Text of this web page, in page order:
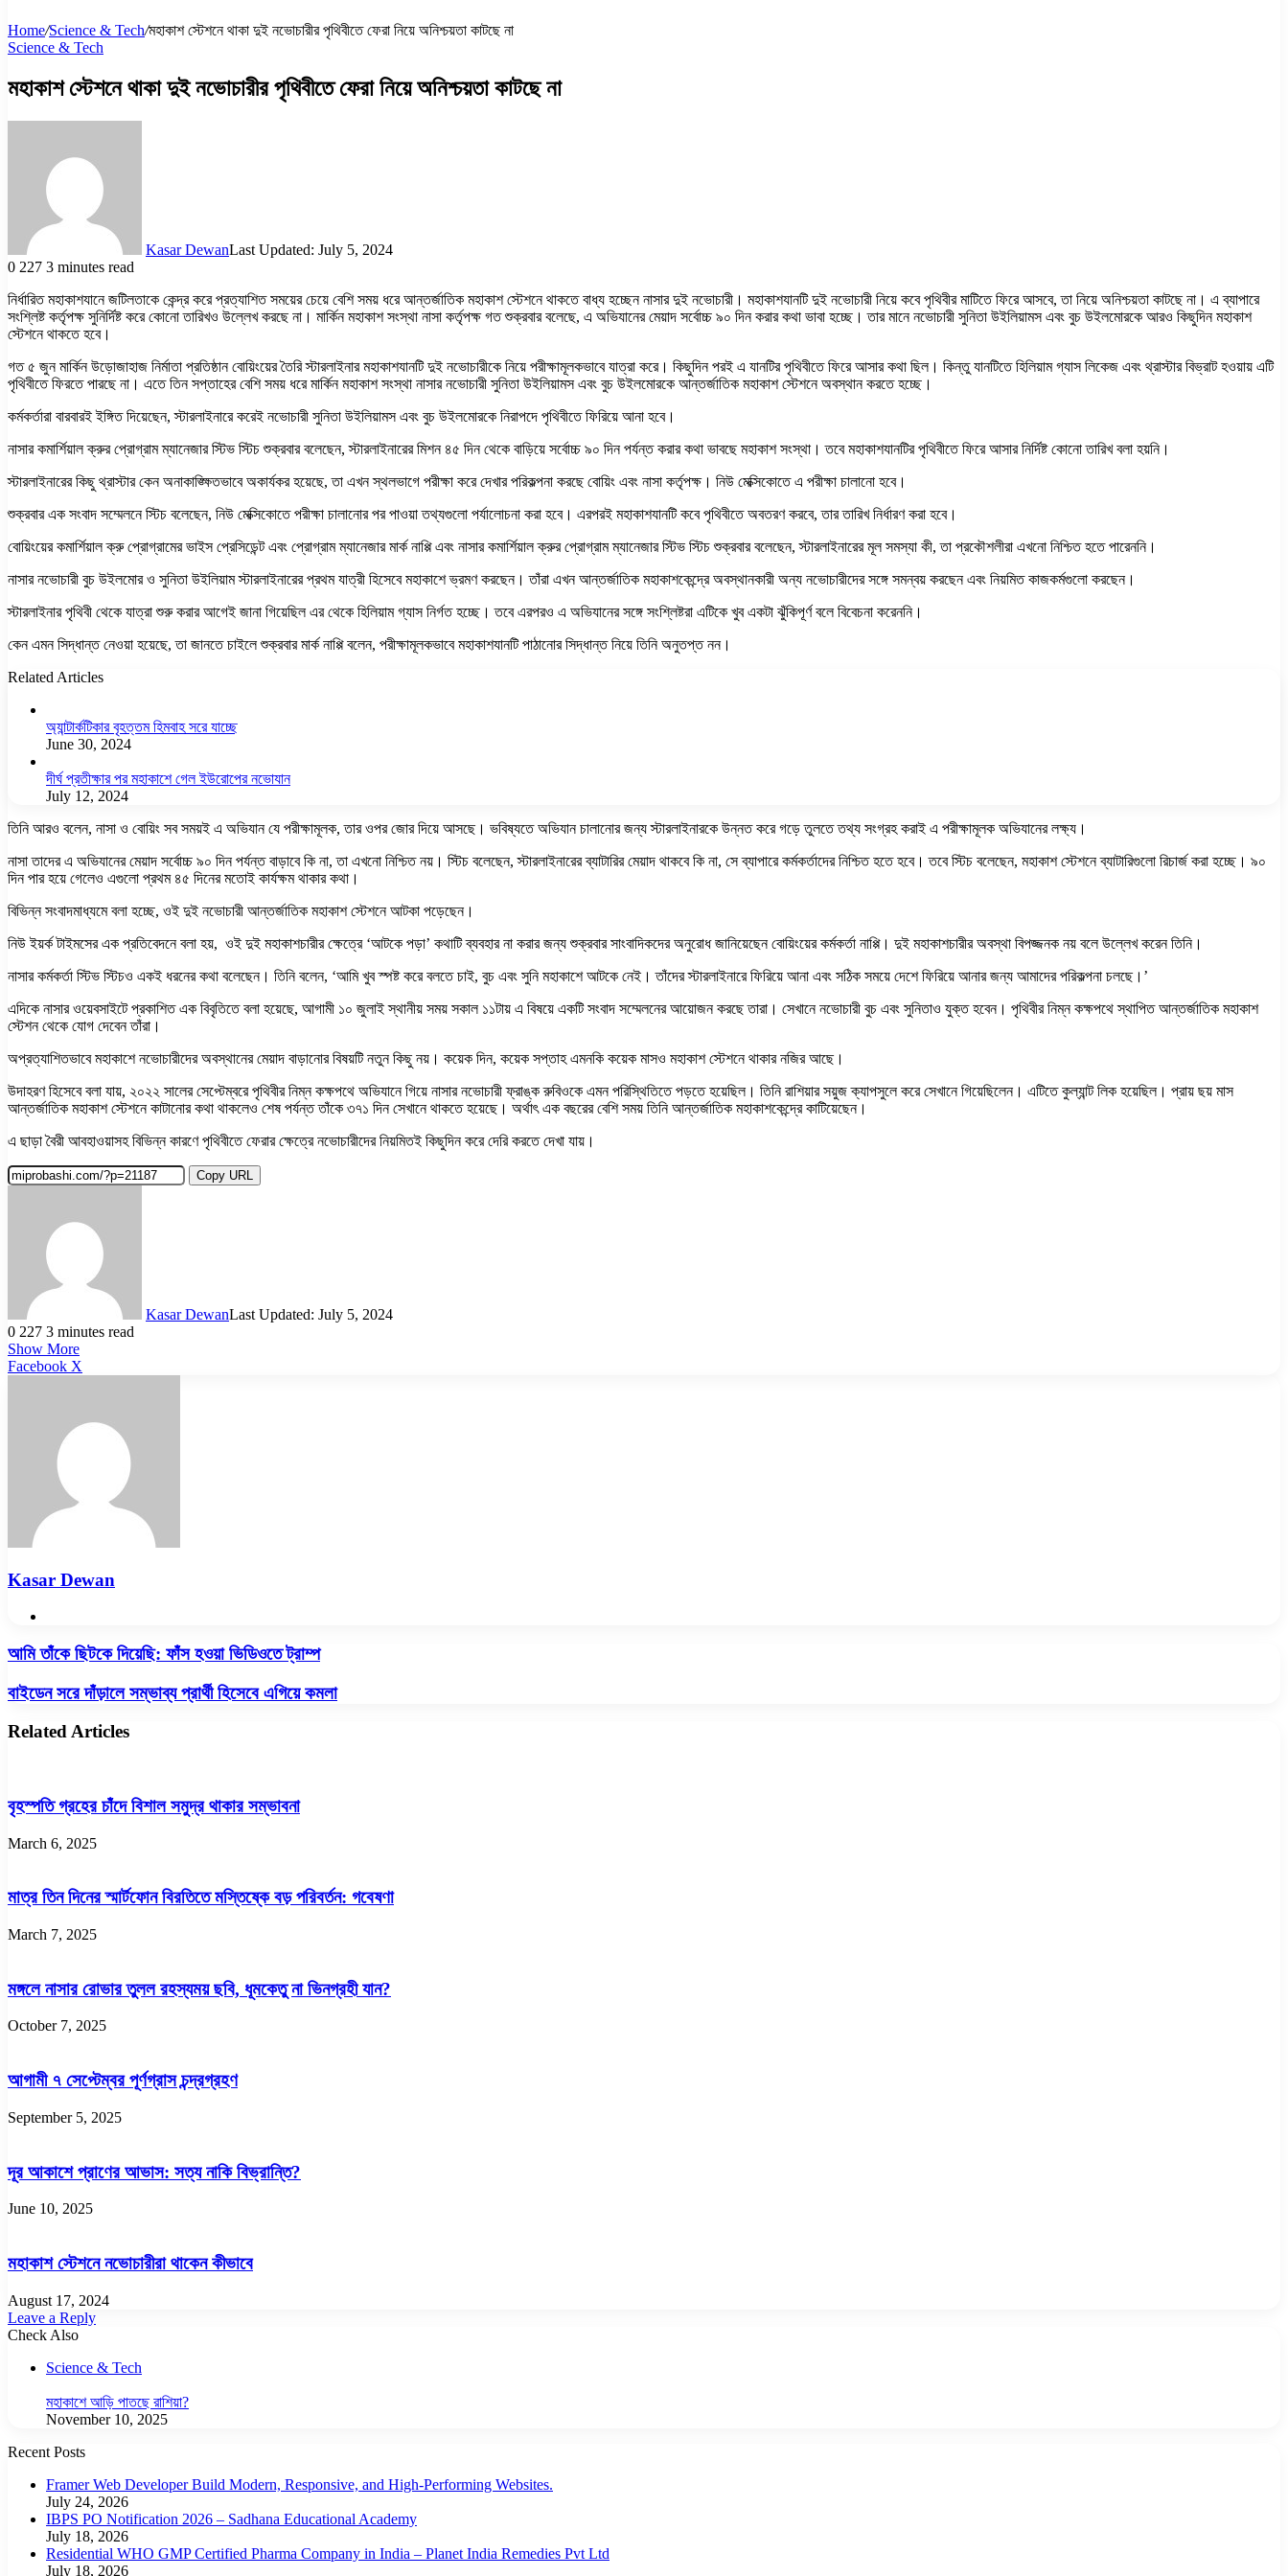
Home/Science & Tech/মহাকাশ স্টেশনে থাকা দুই নভোচারীর পৃথিবীতে ফেরা নিয়ে অনিশ্চয়তা কাটছে না
Science & Tech
মহাকাশ স্টেশনে থাকা দুই নভোচারীর পৃথিবীতে ফেরা নিয়ে অনিশ্চয়তা কাটছে না
Kasar DewanLast Updated: July 5, 2024
0 227 3 minutes read
নির্ধারিত মহাকাশযানে জটিলতাকে কেন্দ্র করে প্রত্যাশিত সময়ের চেয়ে বেশি সময় ধরে আন্তর্জাতিক মহাকাশ স্টেশনে থাকতে বাধ্য হচ্ছেন নাসার দুই নভোচারী। মহাকাশযানটি দুই নভোচারী নিয়ে কবে পৃথিবীর মাটিতে ফিরে আসবে, তা নিয়ে অনিশ্চয়তা কাটছে না। এ ব্যাপারে
সংশ্লিষ্ট কর্তৃপক্ষ সুনির্দিষ্ট করে কোনো তারিখও উল্লেখ করছে না। মার্কিন মহাকাশ সংস্থা নাসা কর্তৃপক্ষ গত শুক্রবার বলেছে, এ অভিযানের মেয়াদ সর্বোচ্চ ৯০ দিন করার কথা ভাবা হচ্ছে। তার মানে নভোচারী সুনিতা উইলিয়ামস এবং বুচ উইলমোরকে আরও কিছুদিন মহাকাশ
স্টেশনে থাকতে হবে।
গত ৫ জুন মার্কিন উড়োজাহাজ নির্মাতা প্রতিষ্ঠান বোয়িংয়ের তৈরি স্টারলাইনার মহাকাশযানটি দুই নভোচারীকে নিয়ে পরীক্ষামূলকভাবে যাত্রা করে। কিছুদিন পরই এ যানটির পৃথিবীতে ফিরে আসার কথা ছিল। কিন্তু যানটিতে হিলিয়াম গ্যাস লিকেজ এবং থ্রাস্টার বিভ্রাট হওয়ায় এটি
পৃথিবীতে ফিরতে পারছে না। এতে তিন সপ্তাহের বেশি সময় ধরে মার্কিন মহাকাশ সংস্থা নাসার নভোচারী সুনিতা উইলিয়ামস এবং বুচ উইলমোরকে আন্তর্জাতিক মহাকাশ স্টেশনে অবস্থান করতে হচ্ছে।
কর্মকর্তারা বারবারই ইঙ্গিত দিয়েছেন, স্টারলাইনারে করেই নভোচারী সুনিতা উইলিয়ামস এবং বুচ উইলমোরকে নিরাপদে পৃথিবীতে ফিরিয়ে আনা হবে।
নাসার কমার্শিয়াল ক্রুর প্রোগ্রাম ম্যানেজার স্টিভ স্টিচ শুক্রবার বলেছেন, স্টারলাইনারের মিশন ৪৫ দিন থেকে বাড়িয়ে সর্বোচ্চ ৯০ দিন পর্যন্ত করার কথা ভাবছে মহাকাশ সংস্থা। তবে মহাকাশযানটির পৃথিবীতে ফিরে আসার নির্দিষ্ট কোনো তারিখ বলা হয়নি।
স্টারলাইনারের কিছু থ্রাস্টার কেন অনাকাঙ্ক্ষিতভাবে অকার্যকর হয়েছে, তা এখন স্থলভাগে পরীক্ষা করে দেখার পরিকল্পনা করছে বোয়িং এবং নাসা কর্তৃপক্ষ। নিউ মেক্সিকোতে এ পরীক্ষা চালানো হবে।
শুক্রবার এক সংবাদ সম্মেলনে স্টিচ বলেছেন, নিউ মেক্সিকোতে পরীক্ষা চালানোর পর পাওয়া তথ্যগুলো পর্যালোচনা করা হবে। এরপরই মহাকাশযানটি কবে পৃথিবীতে অবতরণ করবে, তার তারিখ নির্ধারণ করা হবে।
বোয়িংয়ের কমার্শিয়াল ক্রু প্রোগ্রামের ভাইস প্রেসিডেন্ট এবং প্রোগ্রাম ম্যানেজার মার্ক নাপ্পি এবং নাসার কমার্শিয়াল ক্রুর প্রোগ্রাম ম্যানেজার স্টিভ স্টিচ শুক্রবার বলেছেন, স্টারলাইনারের মূল সমস্যা কী, তা প্রকৌশলীরা এখনো নিশ্চিত হতে পারেননি।
নাসার নভোচারী বুচ উইলমোর ও সুনিতা উইলিয়াম স্টারলাইনারের প্রথম যাত্রী হিসেবে মহাকাশে ভ্রমণ করছেন। তাঁরা এখন আন্তর্জাতিক মহাকাশকেন্দ্রে অবস্থানকারী অন্য নভোচারীদের সঙ্গে সমন্বয় করছেন এবং নিয়মিত কাজকর্মগুলো করছেন।
স্টারলাইনার পৃথিবী থেকে যাত্রা শুরু করার আগেই জানা গিয়েছিল এর থেকে হিলিয়াম গ্যাস নির্গত হচ্ছে। তবে এরপরও এ অভিযানের সঙ্গে সংশ্লিষ্টরা এটিকে খুব একটা ঝুঁকিপূর্ণ বলে বিবেচনা করেননি।
কেন এমন সিদ্ধান্ত নেওয়া হয়েছে, তা জানতে চাইলে শুক্রবার মার্ক নাপ্পি বলেন, পরীক্ষামূলকভাবে মহাকাশযানটি পাঠানোর সিদ্ধান্ত নিয়ে তিনি অনুতপ্ত নন।
Related Articles
অ্যান্টার্কটিকার বৃহত্তম হিমবাহ সরে যাচ্ছে
June 30, 2024
দীর্ঘ প্রতীক্ষার পর মহাকাশে গেল ইউরোপের নভোযান
July 12, 2024
তিনি আরও বলেন, নাসা ও বোয়িং সব সময়ই এ অভিযান যে পরীক্ষামূলক, তার ওপর জোর দিয়ে আসছে। ভবিষ্যতে অভিযান চালানোর জন্য স্টারলাইনারকে উন্নত করে গড়ে তুলতে তথ্য সংগ্রহ করাই এ পরীক্ষামূলক অভিযানের লক্ষ্য।
নাসা তাদের এ অভিযানের মেয়াদ সর্বোচ্চ ৯০ দিন পর্যন্ত বাড়াবে কি না, তা এখনো নিশ্চিত নয়। স্টিচ বলেছেন, স্টারলাইনারের ব্যাটারির মেয়াদ থাকবে কি না, সে ব্যাপারে কর্মকর্তাদের নিশ্চিত হতে হবে। তবে স্টিচ বলেছেন, মহাকাশ স্টেশনে ব্যাটারিগুলো রিচার্জ করা হচ্ছে। ৯০
দিন পার হয়ে গেলেও এগুলো প্রথম ৪৫ দিনের মতোই কার্যক্ষম থাকার কথা।
বিভিন্ন সংবাদমাধ্যমে বলা হচ্ছে, ওই দুই নভোচারী আন্তর্জাতিক মহাকাশ স্টেশনে আটকা পড়েছেন।
নিউ ইয়র্ক টাইমসের এক প্রতিবেদনে বলা হয়, ওই দুই মহাকাশচারীর ক্ষেত্রে ‘আটকে পড়া’ কথাটি ব্যবহার না করার জন্য শুক্রবার সাংবাদিকদের অনুরোধ জানিয়েছেন বোয়িংয়ের কর্মকর্তা নাপ্পি। দুই মহাকাশচারীর অবস্থা বিপজ্জনক নয় বলে উল্লেখ করেন তিনি।
নাসার কর্মকর্তা স্টিভ স্টিচও একই ধরনের কথা বলেছেন। তিনি বলেন, ‘আমি খুব স্পষ্ট করে বলতে চাই, বুচ এবং সুনি মহাকাশে আটকে নেই। তাঁদের স্টারলাইনারে ফিরিয়ে আনা এবং সঠিক সময়ে দেশে ফিরিয়ে আনার জন্য আমাদের পরিকল্পনা চলছে।’
এদিকে নাসার ওয়েবসাইটে প্রকাশিত এক বিবৃতিতে বলা হয়েছে, আগামী ১০ জুলাই স্থানীয় সময় সকাল ১১টায় এ বিষয়ে একটি সংবাদ সম্মেলনের আয়োজন করছে তারা। সেখানে নভোচারী বুচ এবং সুনিতাও যুক্ত হবেন। পৃথিবীর নিম্ন কক্ষপথে স্থাপিত আন্তর্জাতিক মহাকাশ
স্টেশন থেকে যোগ দেবেন তাঁরা।
অপ্রত্যাশিতভাবে মহাকাশে নভোচারীদের অবস্থানের মেয়াদ বাড়ানোর বিষয়টি নতুন কিছু নয়। কয়েক দিন, কয়েক সপ্তাহ এমনকি কয়েক মাসও মহাকাশ স্টেশনে থাকার নজির আছে।
উদাহরণ হিসেবে বলা যায়, ২০২২ সালের সেপ্টেম্বরে পৃথিবীর নিম্ন কক্ষপথে অভিযানে গিয়ে নাসার নভোচারী ফ্রাঙ্ক রুবিওকে এমন পরিস্থিতিতে পড়তে হয়েছিল। তিনি রাশিয়ার সয়ুজ ক্যাপসুলে করে সেখানে গিয়েছিলেন। এটিতে কুল্যান্ট লিক হয়েছিল। প্রায় ছয় মাস
আন্তর্জাতিক মহাকাশ স্টেশনে কাটানোর কথা থাকলেও শেষ পর্যন্ত তাঁকে ৩৭১ দিন সেখানে থাকতে হয়েছে। অর্থাৎ এক বছরের বেশি সময় তিনি আন্তর্জাতিক মহাকাশকেন্দ্রে কাটিয়েছেন।
এ ছাড়া বৈরী আবহাওয়াসহ বিভিন্ন কারণে পৃথিবীতে ফেরার ক্ষেত্রে নভোচারীদের নিয়মিতই কিছুদিন করে দেরি করতে দেখা যায়।
Copy URL
Kasar DewanLast Updated: July 5, 2024
0 227 3 minutes read
Show More
Facebook X
Kasar Dewan
আমি
ছিটকে
দিয়েছি:
হওয়া
আমি তাঁকে ছিটকে দিয়েছি: ফাঁস হওয়া ভিডিওতে ট্রাম্প
বাইডেন
দাঁড়ালে
সম্ভাব্য
কমলা
বাইডেন সরে দাঁড়ালে সম্ভাব্য প্রার্থী হিসেবে এগিয়ে কমলা
Related Articles
বৃহস্পতি গ্রহের চাঁদে বিশাল সমুদ্র থাকার সম্ভাবনা
March 6, 2025
মাত্র তিন দিনের স্মার্টফোন বিরতিতে মস্তিষ্কে বড় পরিবর্তন: গবেষণা
March 7, 2025
মঙ্গলে নাসার রোভার তুলল রহস্যময় ছবি, ধূমকেতু না ভিনগ্রহী যান?
October 7, 2025
আগামী ৭ সেপ্টেম্বর পূর্ণগ্রাস চন্দ্রগ্রহণ
September 5, 2025
দূর আকাশে প্রাণের আভাস: সত্য নাকি বিভ্রান্তি?
June 10, 2025
মহাকাশ স্টেশনে নভোচারীরা থাকেন কীভাবে
August 17, 2024
Leave a Reply
Check Also
Science & Tech
মহাকাশে আড়ি পাতছে রাশিয়া?
November 10, 2025
Recent Posts
Framer Web Developer Build Modern, Responsive, and High-Performing Websites.
July 24, 2026
IBPS PO Notification 2026 – Sadhana Educational Academy
July 18, 2026
Residential WHO GMP Certified Pharma Company in India – Planet India Remedies Pvt Ltd
July 18, 2026